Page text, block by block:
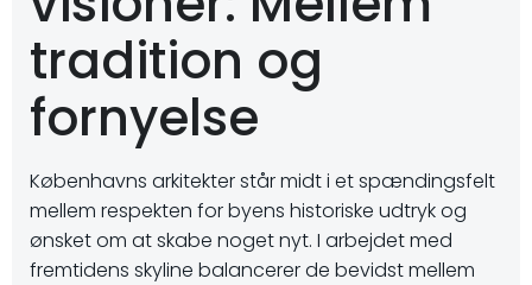
tradition og
fornyelse
Københavns arkitekter står midt i et spændingsfelt
mellem respekten for byens historiske udtryk og
ønsket om at skabe noget nyt. I arbejdet med
fremtidens skyline balancerer de bevidst mellem